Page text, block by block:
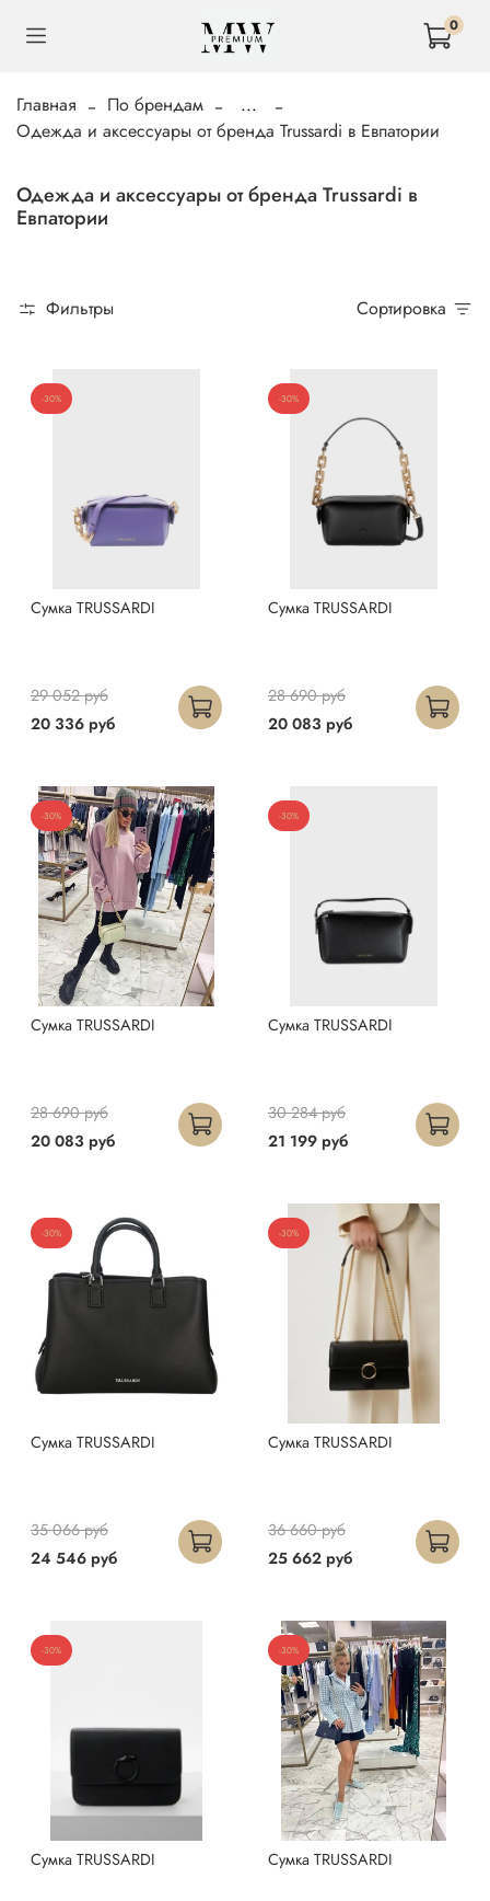
0
Главная По брендам
...
Одежда и аксессуары от бренда Trussardi в Евпатории
Одежда и аксессуары от бренда Trussardi в
Евпатории
Фильтры Сортировка
-30%
Сумка TRUSSARDI
20 336 руб
29 052 руб
-30%
Сумка TRUSSARDI
20 083 руб
28 690 руб
-30%
Сумка TRUSSARDI
20 083 руб
28 690 руб
-30%
Сумка TRUSSARDI
21 199 руб
30 284 руб
-30%
Сумка TRUSSARDI
24 546 руб
35 066 руб
-30%
Сумка TRUSSARDI
25 662 руб
36 660 руб
-30%
Сумка TRUSSARDI
-30%
Сумка TRUSSARDI